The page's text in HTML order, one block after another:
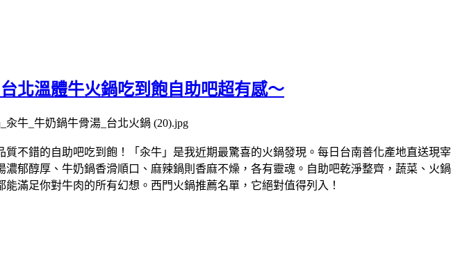
北溫體牛火鍋吃到飽自助吧超有感～
不錯的自助吧吃到飽！「汆牛」是我近期最驚喜的火鍋發現。每日台南善化產地直送現
濃郁醇厚、牛奶鍋香滑順口、麻辣鍋則香麻不燥，各有靈魂。自助吧乾淨整齊，蔬菜、火
滿足你對牛肉的所有幻想。西門火鍋推薦名單，它絕對值得列入！